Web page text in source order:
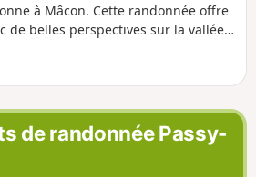
à Mâcon. Cette randonnée offre
de belles perspectives sur la vallée
et une histoire riche, qui mérite
de randonnée Passy-